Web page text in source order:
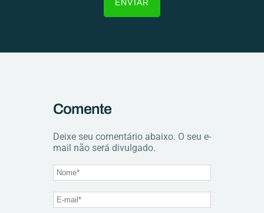
Comente
Deixe seu comentário abaixo. O seu e-
mail não será divulgado.